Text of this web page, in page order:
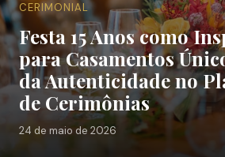
CERIMONIAL
Festa 15 Anos como
para Casamentos
da Autenticidade no
de Cerimônias
24 de maio de 2026